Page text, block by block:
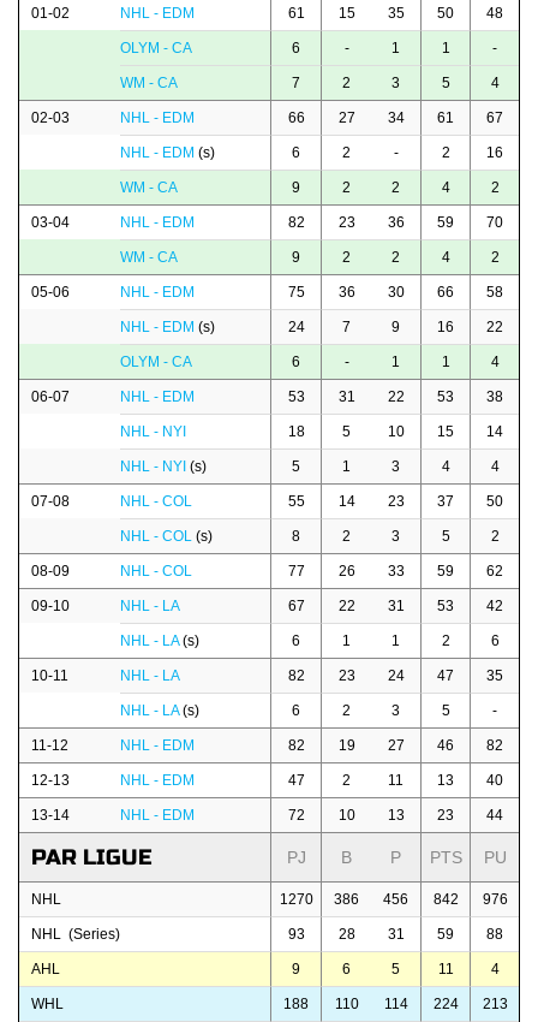
01-02 NHL - EDM 61 15 35 50 48
OLYM - CA 6 - 1 1 -
WM - CA 7 2 3 5 4
02-03 NHL - EDM 66 27 34 61 67
NHL - EDM (s) 6 2 - 2 16
WM - CA 9 2 2 4 2
03-04 NHL - EDM 82 23 36 59 70
WM - CA 9 2 2 4 2
05-06 NHL - EDM 75 36 30 66 58
NHL - EDM (s) 24 7 9 16 22
OLYM - CA 6 - 1 1 4
06-07 NHL - EDM 53 31 22 53 38
NHL - NYI 18 5 10 15 14
NHL - NYI (s) 5 1 3 4 4
07-08 NHL - COL 55 14 23 37 50
NHL - COL (s) 8 2 3 5 2
08-09 NHL - COL 77 26 33 59 62
09-10 NHL - LA 67 22 31 53 42
NHL - LA(s) 6 1 1 2 6
10-11 NHL - LA 82 23 24 47 35
NHL - LA(s) 6 2 3 5 -
11-12 NHL - EDM 82 19 27 46 82
12-13 NHL - EDM 47 2 11 13 40
13-14 NHL - EDM 72 10 13 23 44
PAR LIGUE PJ B P PTS PU
NHL 1270 386 456 842 976
NHL (Series) 93 28 31 59 88
AHL 9 6 5 11 4
WHL 188 110 114 224 213